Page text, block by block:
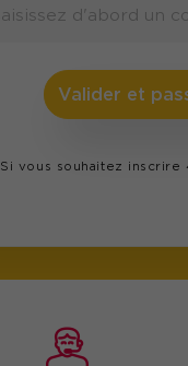
Valider et
Si vous souhaitez inscrire